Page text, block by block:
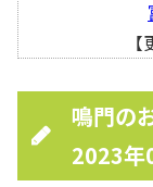
鳴門の
2023年